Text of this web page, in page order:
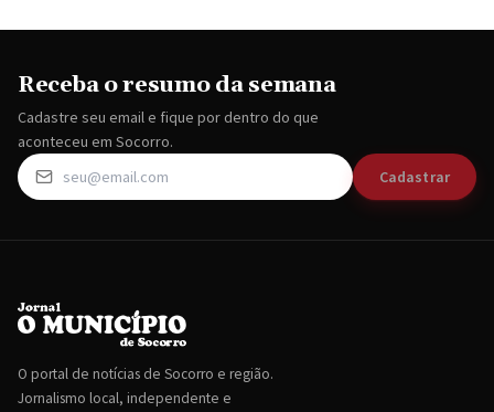
Receba o resumo da semana
Cadastre seu email e fique por dentro do que
aconteceu em Socorro.
Cadastrar
O portal de notícias de Socorro e região.
Jornalismo local, independente e